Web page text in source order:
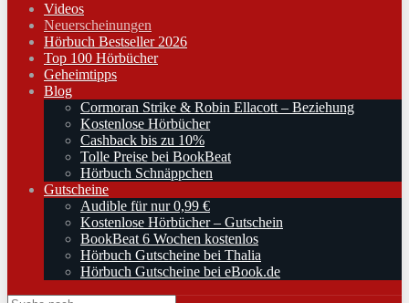
Videos
Neuerscheinungen
Hörbuch Bestseller 2026
Top 100 Hörbücher
Geheimtipps
Blog
Cormoran Strike & Robin Ellacott – Beziehung
Kostenlose Hörbücher
Cashback bis zu 10%
Tolle Preise bei BookBeat
Hörbuch Schnäppchen
Gutscheine
Audible für nur 0,99 €
Kostenlose Hörbücher – Gutschein
BookBeat 6 Wochen kostenlos
Hörbuch Gutscheine bei Thalia
Hörbuch Gutscheine bei eBook.de